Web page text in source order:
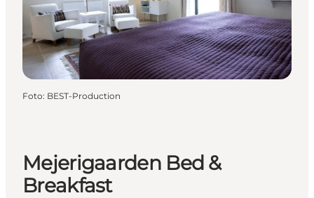
Foto: BEST-Production
Mejerigaarden Bed &
Breakfast